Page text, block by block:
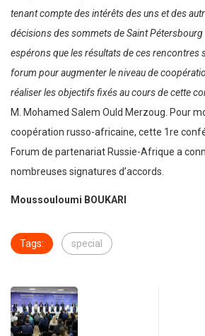
tenant compte des intérêts des uns et des
décisions des sommets de Saint Pétersbourg
espérons que les résultats de ces rencontres
forum pour augmenter le niveau de
réaliser les objectifs fixés au cours de cette
M. Mohamed Salem Ould Merzoug. Pour
coopération russo-africaine, cette 1re
Forum de partenariat Russie-Afrique a
nombreuses signatures d’accords.
Moussouloumi BOUKARI
Tags: special